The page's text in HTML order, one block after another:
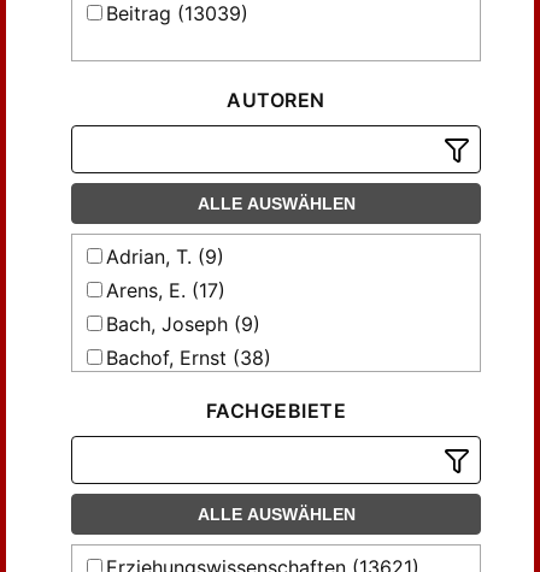
Beitrag (13039)
AUTOREN
ALLE AUSWÄHLEN
Adrian, T. (9)
Arens, E. (17)
Bach, Joseph (9)
Bachof, Ernst (38)
Becker, R. (7)
Bl., ... (13)
Blasel, ... (8)
Bludau, A. (8)
FACHGEBIETE
ALLE AUSWÄHLEN
Erziehungswissenschaften (13621)